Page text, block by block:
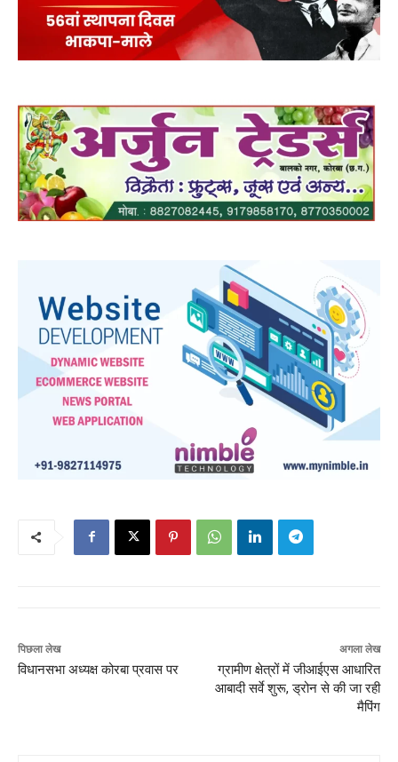
पिछला लेख
विधानसभा अध्यक्ष कोरबा प्रवास पर
अगला लेख
ग्रामीण क्षेत्रों में जीआईएस आधारित
आबादी सर्वे शुरू, ड्रोन से की जा रही
मैपिंग